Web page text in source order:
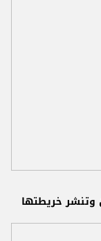
وتنشر خريطتها